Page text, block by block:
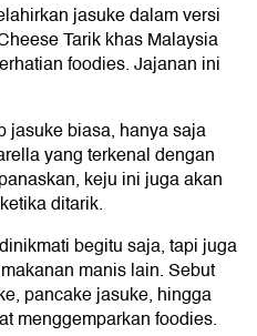
jasuke dalam versi
Tarik khas Malaysia
foodies. Jajanan ini
jasuke biasa, hanya saja
yang terkenal dengan
keju ini juga akan
ditarik.
begitu saja, tapi juga
manis lain. Sebut
pancake jasuke, hingga
menggemparkan foodies.